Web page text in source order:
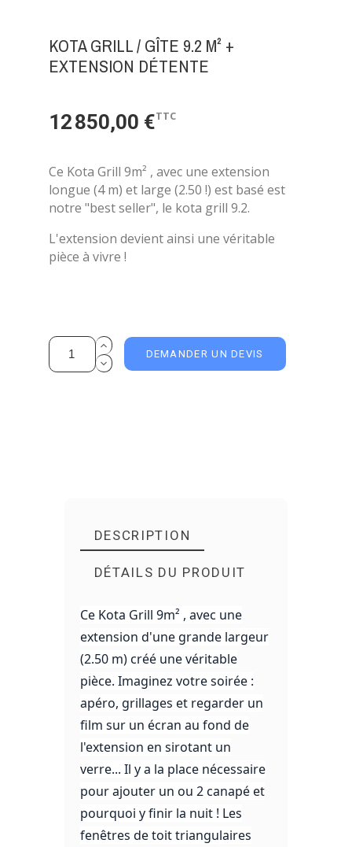
KOTA GRILL / GÎTE 9.2 M² +
EXTENSION DÉTENTE
12 850,00 €TTC
Ce Kota Grill 9m² , avec une extension
longue (4 m) et large (2.50 !) est basé est
notre "best seller", le kota grill 9.2.
L'extension devient ainsi une véritable
pièce à vivre !
DEMANDER UN DEVIS
DESCRIPTION
DÉTAILS DU PRODUIT
Ce Kota Grill 9m² , avec une
extension d'une grande largeur
(2.50 m) créé une véritable
pièce. Imaginez votre soirée :
apéro, grillages et regarder un
film sur un écran au fond de
l'extension en sirotant un
verre... Il y a la place nécessaire
pour ajouter un ou 2 canapé et
pourquoi y finir la nuit ! Les
fenêtres de toit triangulaires